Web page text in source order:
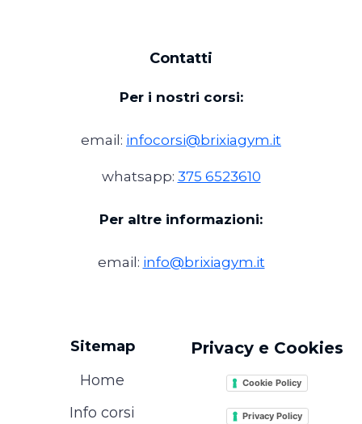
Contatti
Per i nostri corsi:
email: infocorsi@brixiagym.it
whatsapp: 375 6523610
Per altre informazioni:
email: info@brixiagym.it
Sitemap
Home
Info corsi
Privacy e Cookies
Cookie Policy
Privacy Policy